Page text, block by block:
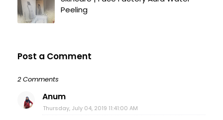
Peeling
Post a Comment
2 Comments
Anum
Thursday, July 04, 2019 11:41:00 AM